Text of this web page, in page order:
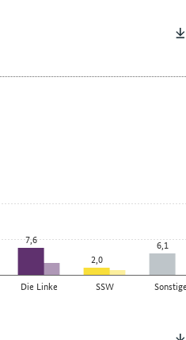
Die Linke SSW Sonstige
7,6
2,0
6,1